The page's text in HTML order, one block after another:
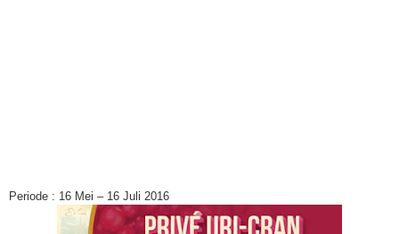
Periode : 16 Mei – 16 Juli 2016